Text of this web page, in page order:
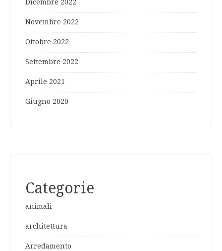
Dicembre 2022
Novembre 2022
Ottobre 2022
Settembre 2022
Aprile 2021
Giugno 2020
Categorie
animali
architettura
Arredamento